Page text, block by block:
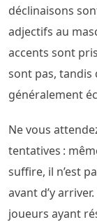
déclinaisons
adjectifs au
accents sont
sont pas, tandis
généralement
Ne vous
tentatives :
suffire, il n’est
avant d’y
joueurs ayant